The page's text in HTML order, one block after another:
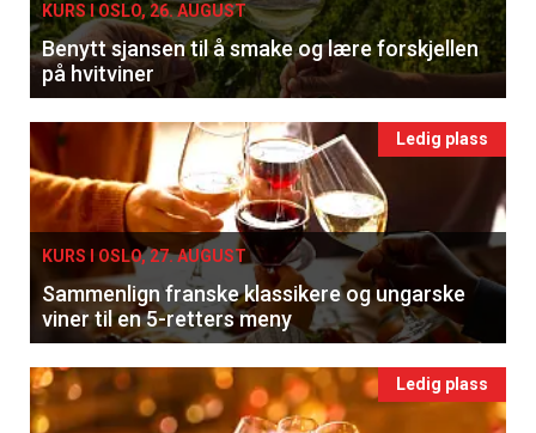
KURS I OSLO, 26. AUGUST
Benytt sjansen til å smake og lære forskjellen
på hvitviner
Ledig plass
KURS I OSLO, 27. AUGUST
Sammenlign franske klassikere og ungarske
viner til en 5-retters meny
Ledig plass